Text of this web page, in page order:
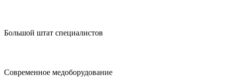
Большой штат специалистов
Современное медоборудование